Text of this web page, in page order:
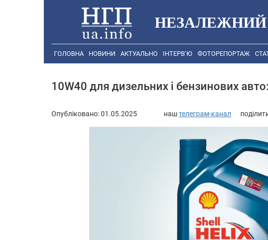
ГОЛОВНА НОВИНИ АКТУАЛЬНО ІНТЕРВ’Ю ФОТОРЕПОРТАЖ
10W40 для дизельних і бензинових
Опубліковано:01.05.2025 наштелеграм-канал